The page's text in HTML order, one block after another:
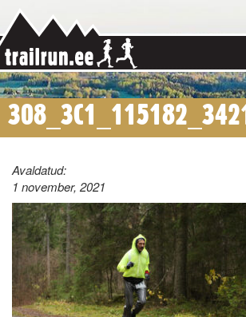
Avaldatud:
1 november, 2021